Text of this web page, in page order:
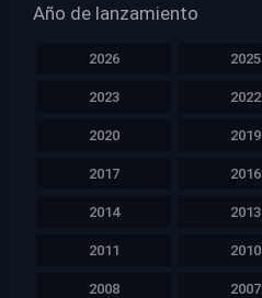
Año de lanzamiento
2026 2025
2023 2022
2020 2019
2017 2016
2014 2013
2011 2010
2008 2007